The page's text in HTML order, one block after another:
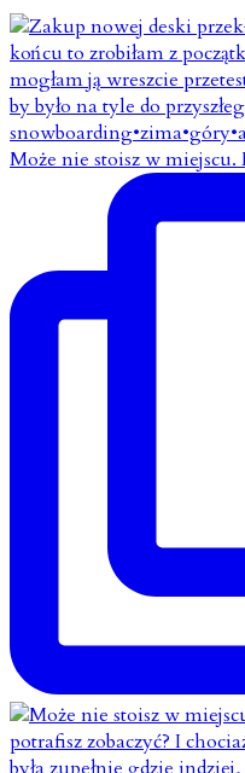
Może nie stoisz w